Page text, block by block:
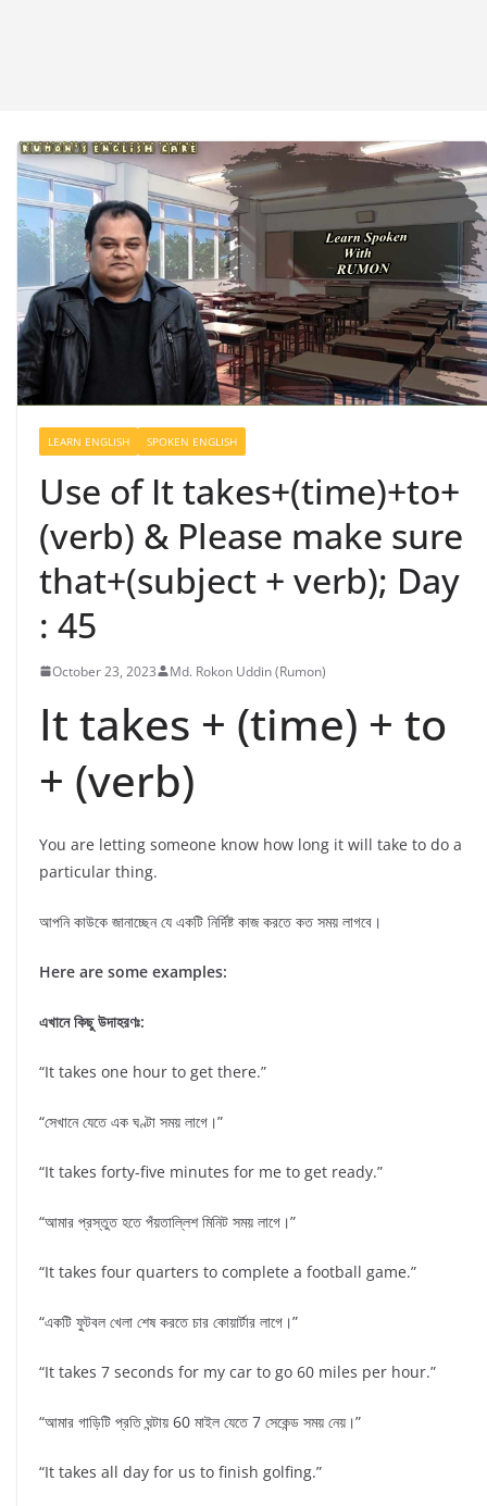
LEARN ENGLISH SPOKEN ENGLISH
Use of It takes+(time)+to+
(verb) & Please make sure
that+(subject + verb); Day
: 45
October 23, 2023 Md. Rokon Uddin (Rumon)
It takes + (time) + to
+ (verb)
You are letting someone know how long it will take to do a
particular thing.
আপনি কাউকে জানাচ্ছেন যে একটি নির্দিষ্ট কাজ করতে কত সময় লাগবে।
Here are some examples:
এখানে কিছু উদাহরণঃ:
“It takes one hour to get there.”
“সেখানে যেতে এক ঘণ্টা সময় লাগে।”
“It takes forty-five minutes for me to get ready.”
“আমার প্রস্তুত হতে পঁয়তাল্লিশ মিনিট সময় লাগে।”
“It takes four quarters to complete a football game.”
“একটি ফুটবল খেলা শেষ করতে চার কোয়ার্টার লাগে।”
“It takes 7 seconds for my car to go 60 miles per hour.”
“আমার গাড়িটি প্রতি ঘন্টায় 60 মাইল যেতে 7 সেকেন্ড সময় নেয়।”
“It takes all day for us to finish golfing.”